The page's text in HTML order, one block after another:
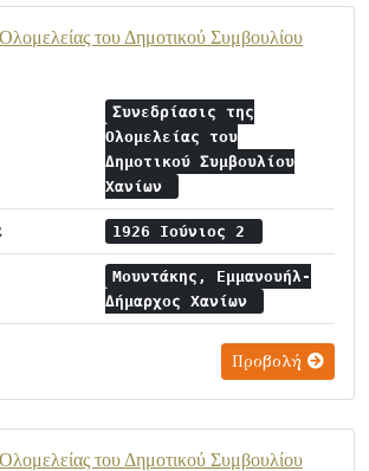
Ολομελείας του Δημοτικού Συμβουλίου
Συνεδρίασις της
Ολομελείας του
Δημοτικού Συμβουλίου
Χανίων
1926 Ιούνιος 2
Μουντάκης, Εμμανουήλ-
Δήμαρχος Χανίων
Προβολή
Ολομελείας του Δημοτικού Συμβουλίου